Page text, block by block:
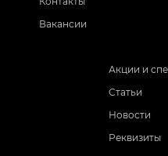
Вакансии
Акции и
Статьи
Новости
Реквизиты